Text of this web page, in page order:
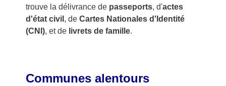
trouve la délivrance de passeports, d'actes
d'état civil , de Cartes Nationales d'Identité
(CNI), et de livrets de famille.
Communes alentours